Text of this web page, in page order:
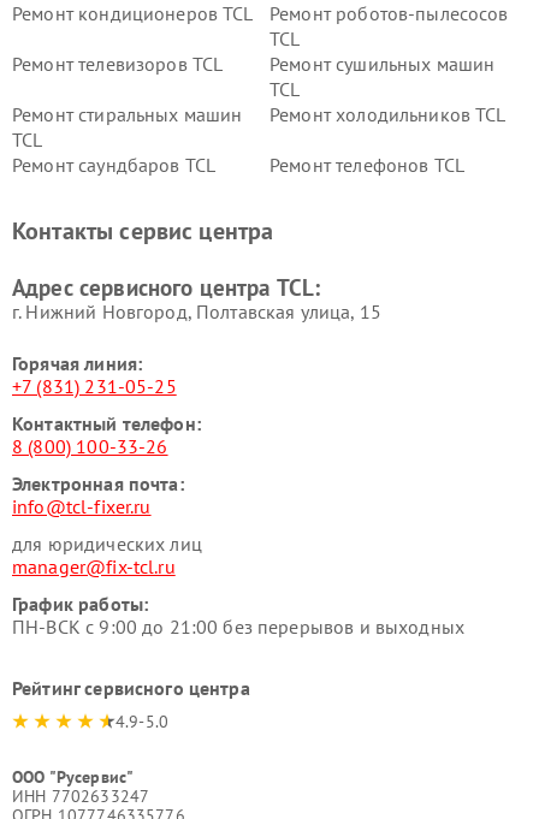
Ремонт кондиционеров TCL
Ремонт роботов-пылесосов
TCL
Ремонт телевизоров TCL
Ремонт сушильных машин
TCL
Ремонт стиральных машин
TCL
Ремонт холодильников TCL
Ремонт саундбаров TCL Ремонт телефонов TCL
Контакты сервис центра
Адрес сервисного центра TCL:
г. Нижний Новгород, Полтавская улица, 15
Горячая линия:
+7 (831) 231-05-25
Контактный телефон:
8 (800) 100-33-26
Электронная почта:
info@tcl-fixer.ru
для юридических лиц
manager@fix-tcl.ru
График работы:
ПН-ВСК с 9:00 до 21:00 без перерывов и выходных
Рейтинг сервисного центра
4.9-5.0
ООО "Русервис"
ИНН 7702633247